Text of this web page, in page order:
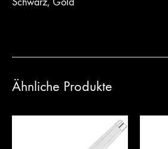
Ähnliche Produkte